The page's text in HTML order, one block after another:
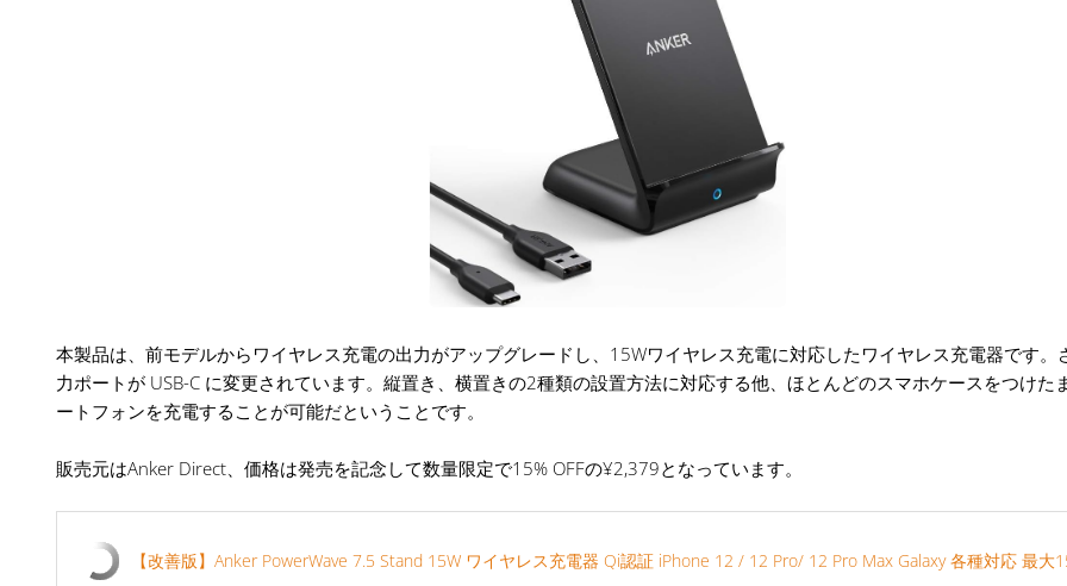
本製品は、前モデルからワイヤレス充電の出力がアップグレードし、15Wワイヤレス充電に対応したワイヤレス充電器です。
力ポートが USB-C に変更されています。縦置き、横置きの2種類の設置方法に対応する他、ほとんどのスマホケースをつけた
ートフォンを充電することが可能だということです。
販売元はAnker Direct、価格は発売を記念して数量限定で15% OFFの¥2,379となっています。
【改善版】Anker PowerWave 7.5 Stand 15W ワイヤレス充電器 Qi認証 iPhone 12 / 12 Pro/ 12 Pro Max Galaxy 各種対応 最大